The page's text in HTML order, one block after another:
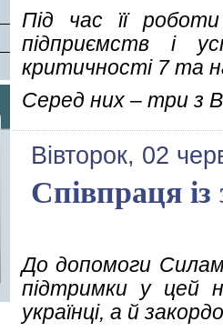
Під час її
підприємств і
критичності 7 та
Серед них – три з
Вівторок, 02
Співпраця
До допомоги
підтримки у цей
українці, а й